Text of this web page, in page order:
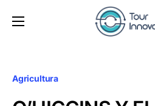
Agricultura